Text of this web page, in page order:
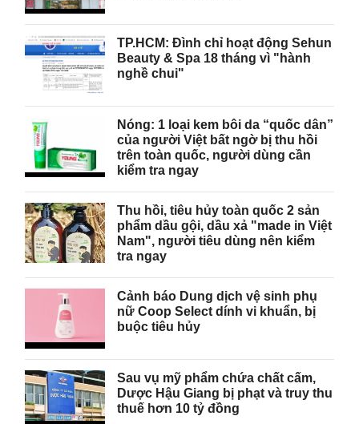
TP.HCM: Đình chỉ hoạt động Sehun
Beauty & Spa 18 tháng vì "hành
nghề chui"
Nóng: 1 loại kem bôi da “quốc dân”
của người Việt bất ngờ bị thu hồi
trên toàn quốc, người dùng cần
kiểm tra ngay
Thu hồi, tiêu hủy toàn quốc 2 sản
phẩm dầu gội, dầu xả "made in Việt
Nam", người tiêu dùng nên kiểm
tra ngay
Cảnh báo Dung dịch vệ sinh phụ
nữ Coop Select dính vi khuẩn, bị
buộc tiêu hủy
Sau vụ mỹ phẩm chứa chất cấm,
Dược Hậu Giang bị phạt và truy thu
thuế hơn 10 tỷ đồng